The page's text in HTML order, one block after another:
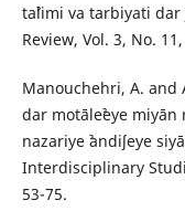
taˀlimi va tarbiyati
Review, Vol. 3, No.
Manouchehri, A. and
dar motāleˀeye miyān
nazariye ˀandiʃeye
Interdisciplinary
53-75.